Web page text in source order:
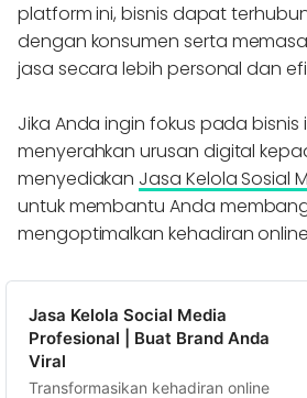
platform ini, bisnis dapat
dengan konsumen serta
jasa secara lebih personal dan
Jika Anda ingin fokus pada bisnis
menyerahkan urusan digital
menyediakan Jasa Kelola Sosial
untuk membantu Anda
mengoptimalkan kehadiran
Jasa Kelola Social Media
Profesional | Buat Brand Anda
Viral
Transformasikan kehadiran online